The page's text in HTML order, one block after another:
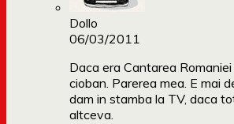
Dollo
06/03/2011
Daca era Cantarea
cioban. Parerea mea. E mai
dam in stamba la TV, daca
altceva.